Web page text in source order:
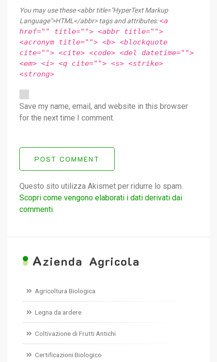
You may use these <abbr title="HyperText Markup
Language">HTML</abbr> tags and attributes:<a
href="" title=""> <abbr title="">
<acronym title=""> <b> <blockquote
cite=""> <cite> <code> <del datetime="">
<em> <i> <q cite=""> <s> <strike>
<strong>
Save my name, email, and website in this browser
for the next time I comment.
POST COMMENT
Questo sito utilizza Akismet per ridurre lo spam.
Scopri come vengono elaborati i dati derivati dai
commenti.
Azienda Agricola
Agricoltura Biologica
Legna da ardere
Coltivazione di Frutti Antichi
Certificazioni Biologico